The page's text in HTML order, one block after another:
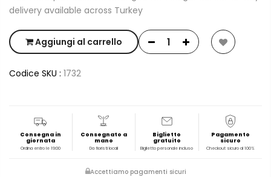
delivery available across Turkey
Aggiungi al carrello
Codice SKU : 1732
Consegna in
giornata
Ordina entro le 19:00
Consegnato a
mano
Da fioristi locali
Biglietto
gratuito
Biglietto personale incluso
Pagamento
sicuro
Checkout sicuro al 100%
Accettiamo pagamenti sicuri